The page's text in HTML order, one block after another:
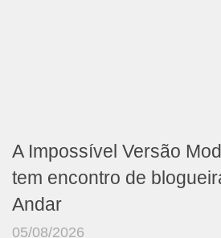
A Impossível Versão
tem encontro de
Andar
05/08/2026